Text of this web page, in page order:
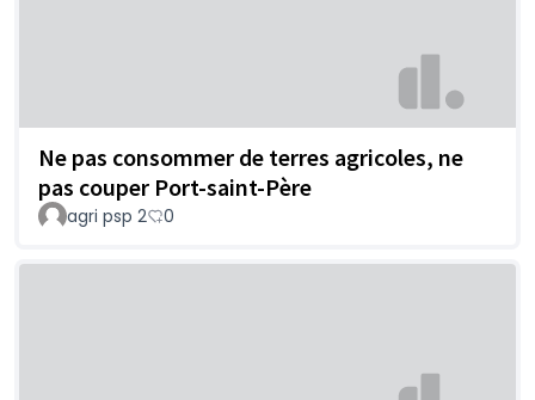
Ne pas consommer de terres agricoles, ne
pas couper Port-saint-Père
agri psp 2 0